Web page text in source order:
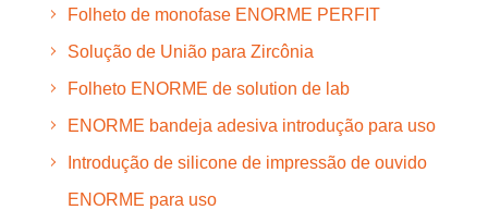
Folheto de monofase ENORME PERFIT
Solução de União para Zircônia
Folheto ENORME de solution de lab
ENORME bandeja adesiva introdução para uso
Introdução de silicone de impressão de ouvido
ENORME para uso